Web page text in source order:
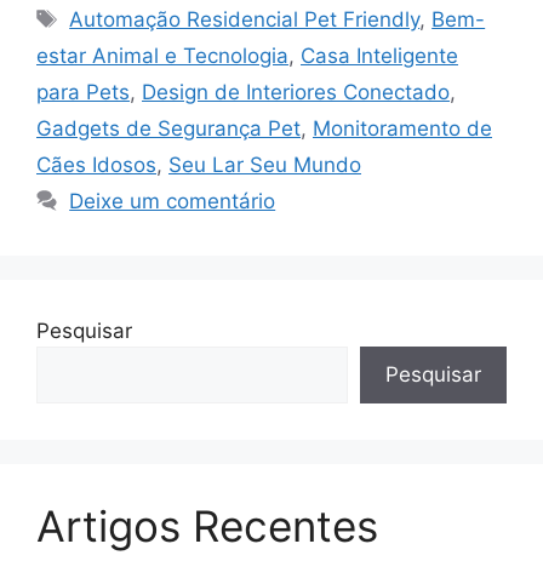
Tags
Automação Residencial Pet Friendly, Bem-
estar Animal e Tecnologia, Casa Inteligente
para Pets, Design de Interiores Conectado,
Gadgets de Segurança Pet, Monitoramento de
Cães Idosos, Seu Lar Seu Mundo
Deixe um comentário
Pesquisar
Pesquisar
Artigos Recentes